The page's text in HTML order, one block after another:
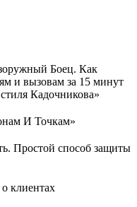
Боец. Как
и вызовам за 15 минут
Кадочникова»
И Точкам»
Простой способ защиты
клиентах